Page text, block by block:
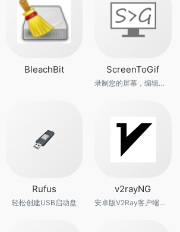
BleachBit ScreenToGif
录制您的屏幕，编辑并保存为gif或视频
Rufus
轻松创建USB启动盘
v2rayNG
安卓版V2Ray客户端，支持Xray核心和v2fly核心